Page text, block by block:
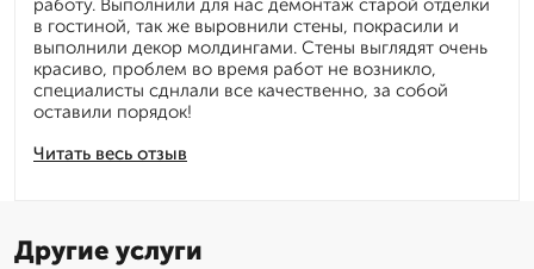
Читать весь отзыв
работу. Выполнили для нас демонтаж старой отделки
в гостиной, так же выровнили стены, покрасили и
выполнили декор молдингами. Стены выглядят очень
красиво, проблем во время работ не возникло,
специалисты сднлали все качественно, за собой
оставили порядок!
Другие услуги